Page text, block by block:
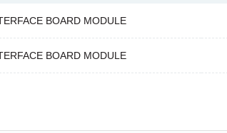
BOARD MODULE
BOARD MODULE